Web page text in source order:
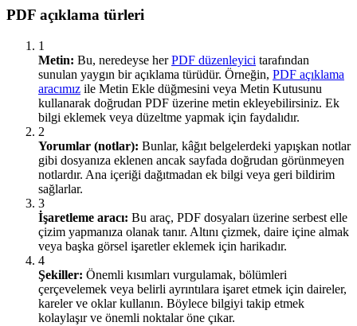
PDF açıklama türleri
1
Metin: Bu, neredeyse herPDF düzenleyici tarafından
sunulan yaygın bir açıklama türüdür. Örneğin, PDF açıklama
aracımız ile Metin Ekle düğmesini veya Metin Kutusunu
kullanarak doğrudan PDF üzerine metin ekleyebilirsiniz. Ek
bilgi eklemek veya düzeltme yapmak için faydalıdır.
2
Yorumlar (notlar): Bunlar, kâğıt belgelerdeki yapışkan notlar
gibi dosyanıza eklenen ancak sayfada doğrudan görünmeyen
notlardır. Ana içeriği dağıtmadan ek bilgi veya geri bildirim
sağlarlar.
3
İşaretleme aracı: Bu araç, PDF dosyaları üzerine serbest elle
çizim yapmanıza olanak tanır. Altını çizmek, daire içine almak
veya başka görsel işaretler eklemek için harikadır.
4
Şekiller: Önemli kısımları vurgulamak, bölümleri
çerçevelemek veya belirli ayrıntılara işaret etmek için daireler,
kareler ve oklar kullanın. Böylece bilgiyi takip etmek
kolaylaşır ve önemli noktalar öne çıkar.